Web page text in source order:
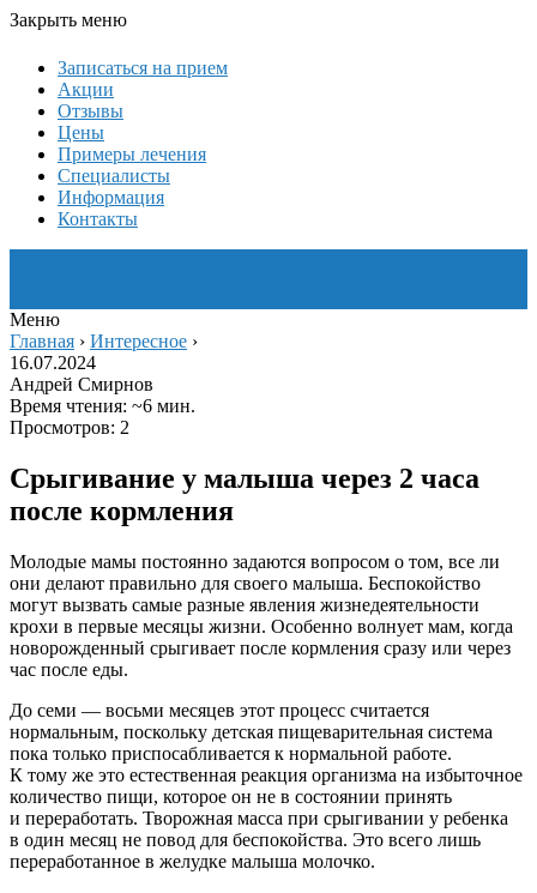
Закрыть меню
Записаться на прием
Акции
Отзывы
Цены
Примеры лечения
Специалисты
Информация
Контакты
Меню
Главная › Интересное ›
16.07.2024
Андрей Смирнов
Время чтения: ~6 мин.
Просмотров: 2
Срыгивание у малыша через 2 часа
после кормления
Молодые мамы постоянно задаются вопросом о том, все ли
они делают правильно для своего малыша. Беспокойство
могут вызвать самые разные явления жизнедеятельности
крохи в первые месяцы жизни. Особенно волнует мам, когда
новорожденный срыгивает после кормления сразу или через
час после еды.
До семи — восьми месяцев этот процесс считается
нормальным, поскольку детская пищеварительная система
пока только приспосабливается к нормальной работе.
К тому же это естественная реакция организма на избыточное
количество пищи, которое он не в состоянии принять
и переработать. Творожная масса при срыгивании у ребенка
в один месяц не повод для беспокойства. Это всего лишь
переработанное в желудке малыша молочко.